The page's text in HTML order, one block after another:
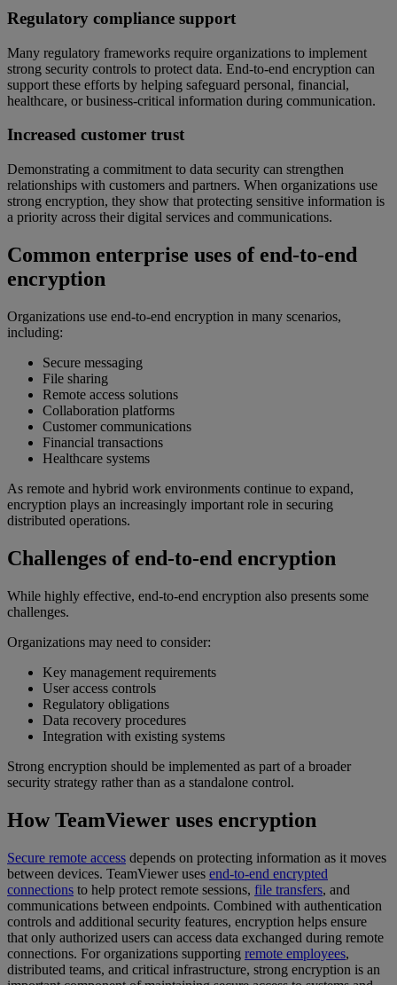
Regulatory compliance support
Many regulatory frameworks require organizations to implement
strong security controls to protect data. End-to-end encryption can
support these efforts by helping safeguard personal, financial,
healthcare, or business-critical information during communication.
Increased customer trust
Demonstrating a commitment to data security can strengthen
relationships with customers and partners. When organizations use
strong encryption, they show that protecting sensitive information is
a priority across their digital services and communications.
Common enterprise uses of end-to-end
encryption
Organizations use end-to-end encryption in many scenarios,
including:
Secure messaging
File sharing
Remote access solutions
Collaboration platforms
Customer communications
Financial transactions
Healthcare systems
As remote and hybrid work environments continue to expand,
encryption plays an increasingly important role in securing
distributed operations.
Challenges of end-to-end encryption
While highly effective, end-to-end encryption also presents some
challenges.
Organizations may need to consider:
Key management requirements
User access controls
Regulatory obligations
Data recovery procedures
Integration with existing systems
Strong encryption should be implemented as part of a broader
security strategy rather than as a standalone control.
How TeamViewer uses encryption
Secure remote access depends on protecting information as it moves
between devices. TeamViewer uses end-to-end encrypted
connections to help protect remote sessions, file transfers, and
communications between endpoints. Combined with authentication
controls and additional security features, encryption helps ensure
that only authorized users can access data exchanged during remote
connections. For organizations supporting remote employees,
distributed teams, and critical infrastructure, strong encryption is an